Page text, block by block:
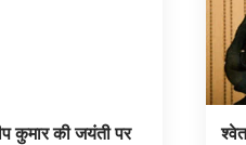
कुमार की जयंती पर